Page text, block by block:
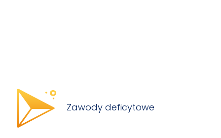
Zawody deficytowe